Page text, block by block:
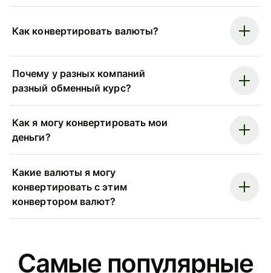
Как конвертировать валюты?
Почему у разных компаний
разный обменный курс?
Как я могу конвертировать мои
деньги?
Какие валюты я могу
конвертировать с этим
конвертором валют?
Самые популярные